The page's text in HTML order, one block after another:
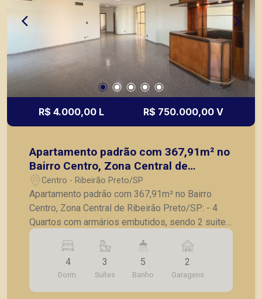
R$ 4.000,00 L R$ 750.000,00 V
Apartamento padrão com 367,91m² no
Bairro Centro, Zona Central de
Ribeirão Preto/SP:
Centro - Ribeirão Preto/SP
Apartamento padrão com 367,91m² no Bairro
Centro, Zona Central de Ribeirão Preto/SP: - 4
Quartos com armários embutidos, sendo 2 suites
e 1 banheiro para 2 quartos; - Rouparia; - Hall
privativo; - Sala ampla de TV, Estar e Jantar; -
Sacada panorâmica; - Escritório; - Lavabo; -
Cozinha com armários planejados e copa; -
Despensa; - Lavanderia com armários; - Quarto e
4
Dorm.
3
Suítes
5
Banho
2
Garagens